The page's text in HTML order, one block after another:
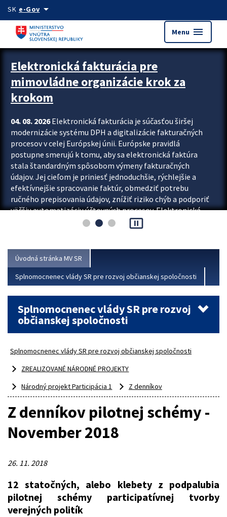
Preskocit na hlavný obsah
SK e-Govarrow_drop_down
Menu menu
Zastavit automatický posun upútavok
Elektronická fakturácia pre
mimovládne organizácie krok za
krokom
04. 08. 2026Elektronická fakturácia je súčasťou širšej
modernizácie systému DPH a digitalizácie fakturačných
procesov v celej Európskej únii. Európske pravidlá
postupne smerujú k tomu, aby sa elektronická faktúra
stala štandardným spôsobom výmeny fakturačných
údajov. Jej cieľom je priniesť jednoduchšie, rýchlejšie a
efektívnejšie spracovanie faktúr, obmedziť potrebu
ručného prepisovania údajov, znížiť riziko chýb a podporiť
väčšiu automatizáciu účtovných procesov. Elektronická
fakturácia preto nepredstavuje...
pause_presentation
Úvodná stránka MV SR
Splnomocnenec vlády SR pre rozvoj občianskej spoločnosti
Splnomocnenec vlády SR pre rozvoj
občianskej spoločnosti
Splnomocnenec vlády SR pre rozvoj občianskej spoločnosti
ZREALIZOVANÉ NÁRODNÉ PROJEKTY
Národný projekt Participácia 1
Z denníkov
Z denníkov pilotnej schémy -
November 2018
26. 11. 2018
12 statočných, alebo klebety z podpalubia
pilotnej schémy participatívnej tvorby
verejných politík